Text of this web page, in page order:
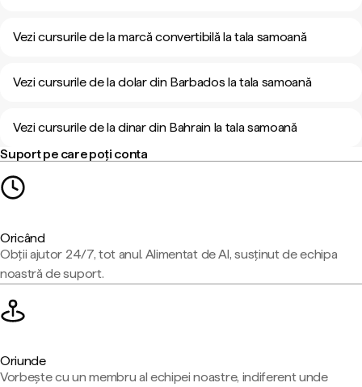
Vezi cursurile de la marcă convertibilă la tala samoană
Vezi cursurile de la dolar din Barbados la tala samoană
Vezi cursurile de la dinar din Bahrain la tala samoană
Suport pe care poți conta
Oricând
Obții ajutor 24/7, tot anul. Alimentat de AI, susținut de echipa
noastră de suport.
Oriunde
Vorbește cu un membru al echipei noastre, indiferent unde